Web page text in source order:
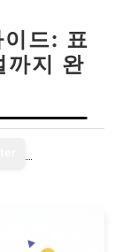
드: 표
까지 완